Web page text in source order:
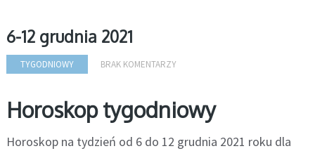
6-12 grudnia 2021
TYGODNIOWY BRAK KOMENTARZY
Horoskop tygodniowy
Horoskop na tydzień od 6 do 12 grudnia 2021 roku dla